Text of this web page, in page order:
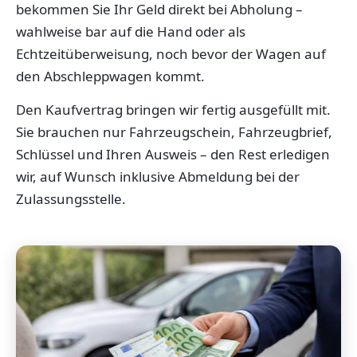
bekommen Sie Ihr Geld direkt bei Abholung –
wahlweise bar auf die Hand oder als
Echtzeitüberweisung, noch bevor der Wagen auf
den Abschleppwagen kommt.
Den Kaufvertrag bringen wir fertig ausgefüllt mit.
Sie brauchen nur Fahrzeugschein, Fahrzeugbrief,
Schlüssel und Ihren Ausweis – den Rest erledigen
wir, auf Wunsch inklusive Abmeldung bei der
Zulassungsstelle.